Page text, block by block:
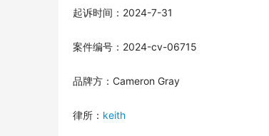
起诉时间：2024-7-31
案件编号：2024-cv-06715
品牌方：Cameron Gray
律所： keith